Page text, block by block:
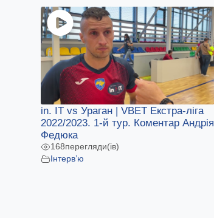
in. IT vs Ураган | VBET Екстра-ліга
2022/2023. 1-й тур. Коментар Андрія
Федюка
168перегляди(ів)
Інтерв’ю